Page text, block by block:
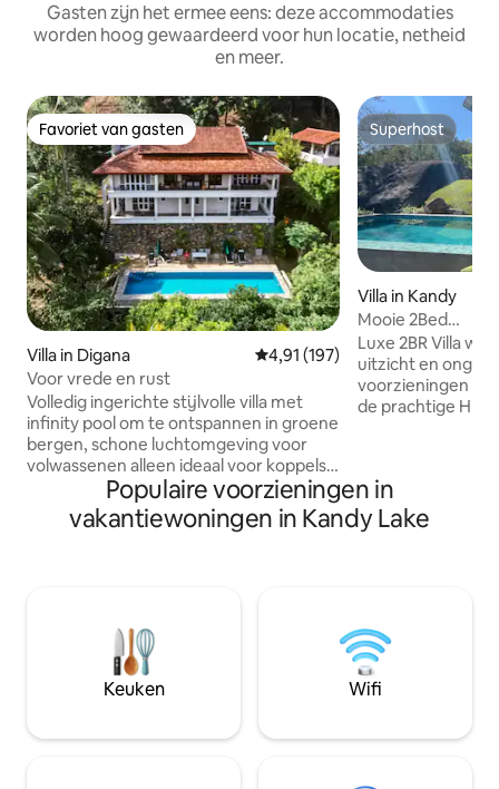
Gasten zijn het ermee eens: deze accommodaties
worden hoog gewaardeerd voor hun locatie, netheid
en meer.
Favoriet van gasten
Favoriet van gasten
Villa in Digana Gemiddelde beoordeling van
4,91 (197)
Voor vrede en rust
Volledig ingerichte stijlvolle villa met
infinity pool om te ontspannen in groene
bergen, schone luchtomgeving voor
volwassenen alleen ideaal voor koppels
met een vleugje afzondering, maar toch
veilig in een omheinde beveiligde
gemeenschap wordt geleverd met een
ontsnappen aan de gebruikelijke drukke
levensstijl en je zorgen achter te laten
een van de beste plekken van SL's alle
drie de kamers hebben airconditioning
telefoon
Superhost
Superhost
Villa in Kandy
Mooie 2Bed
Luxe 2BR Villa
uitzicht en
voorzieningen op je
de prachtige Hill
zijn naar comfort en stijl
doordrenkt met
terwijl we een
een dag vol
zullen je bij elke
Populaire voorzieningen in
vakantiewoningen in Kandy Lake
Keuken Wifi